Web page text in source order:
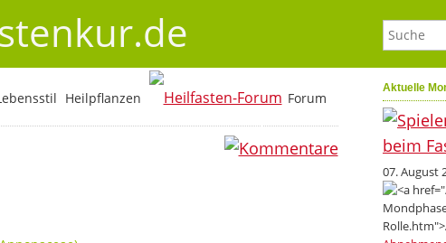
Aktuelle
07. August
Heilpflanzen
Forum
0